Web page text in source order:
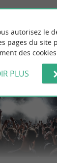
À
autorisez le
pages du site
des cookies.
PLUS